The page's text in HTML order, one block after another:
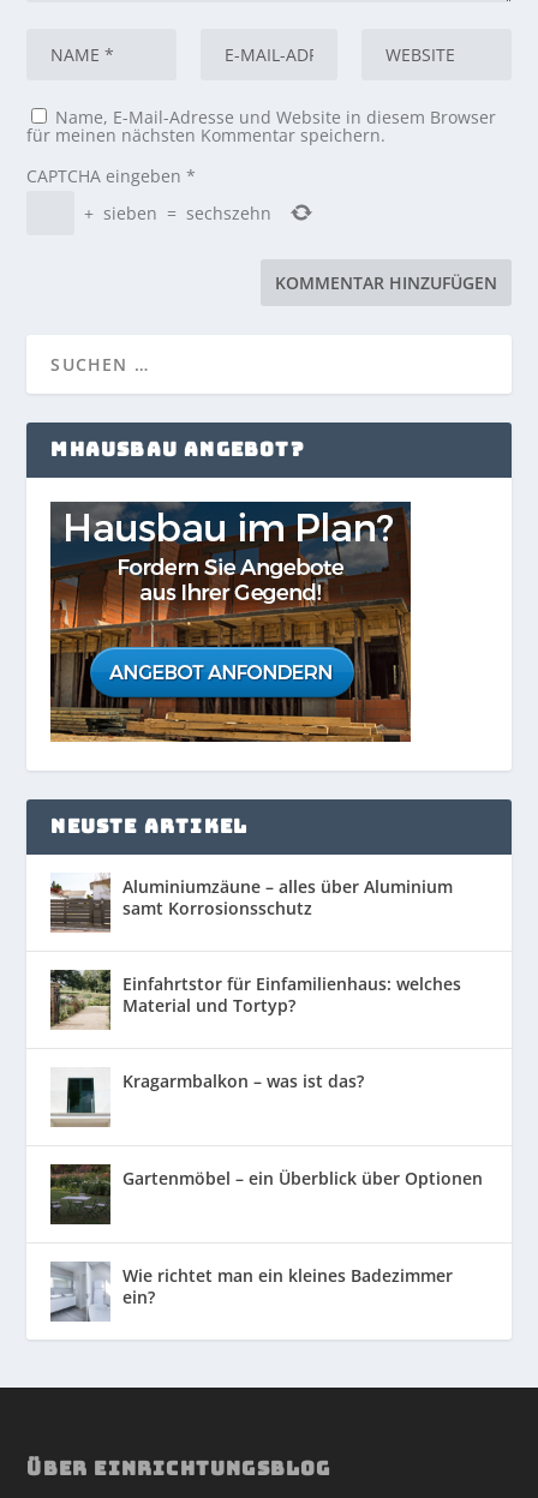
Name, E-Mail-Adresse und Website in diesem Browser
für meinen nächsten Kommentar speichern.
CAPTCHA eingeben *
+ sieben = sechszehn
MHAUSBAU ANGEBOT?
NEUSTE ARTIKEL
Aluminiumzäune – alles über Aluminium
samt Korrosionsschutz
Einfahrtstor für Einfamilienhaus: welches
Material und Tortyp?
Kragarmbalkon – was ist das?
Gartenmöbel – ein Überblick über Optionen
Wie richtet man ein kleines Badezimmer
ein?
ÜBER EINRICHTUNGSBLOG